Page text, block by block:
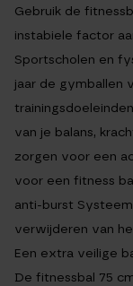
Gebruik de
instabiele factor
Sportscholen en
jaar de gymballen
van je balans,
zorgen voor een
voor een fitness
anti-burst
verwijderen van
Een extra veilige
De fitnessbal 75